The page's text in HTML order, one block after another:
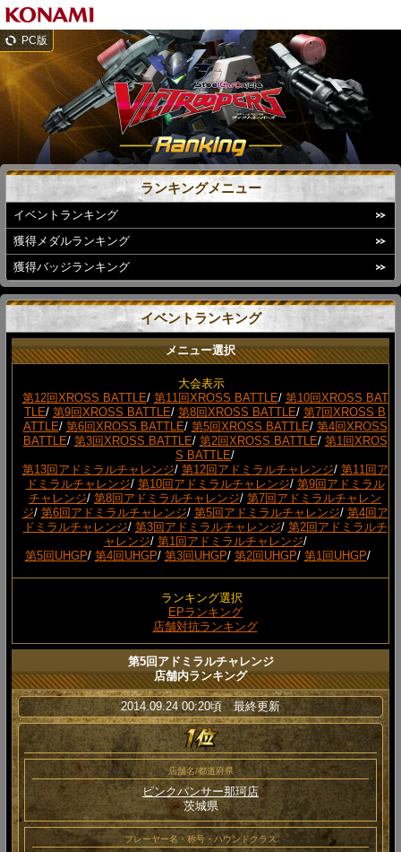
PC版
ランキングメニュー
イベントランキング
獲得メダルランキング
獲得バッジランキング
イベントランキング
メニュー選択
大会表示
第12回XROSS BATTLE/ 第11回XROSS BATTLE/ 第10回XROSS BAT
TLE/ 第9回XROSS BATTLE/ 第8回XROSS BATTLE/ 第7回XROSS B
ATTLE/ 第6回XROSS BATTLE/ 第5回XROSS BATTLE/ 第4回XROSS
BATTLE/ 第3回XROSS BATTLE/ 第2回XROSS BATTLE/ 第1回XROS
S BATTLE/
第13回アドミラルチャレンジ/ 第12回アドミラルチャレンジ/ 第11回ア
ドミラルチャレンジ/ 第10回アドミラルチャレンジ/ 第9回アドミラル
チャレンジ/ 第8回アドミラルチャレンジ/ 第7回アドミラルチャレン
ジ/ 第6回アドミラルチャレンジ/ 第5回アドミラルチャレンジ/ 第4回ア
ドミラルチャレンジ/ 第3回アドミラルチャレンジ/ 第2回アドミラルチ
ャレンジ/ 第1回アドミラルチャレンジ/
第5回UHGP/ 第4回UHGP/ 第3回UHGP/ 第2回UHGP/ 第1回UHGP/
ランキング選択
EPランキング
店舗対抗ランキング
第5回アドミラルチャレンジ
店舗内ランキング
2014.09.24 00:20頃 最終更新
店舗名/都道府県
ピンクパンサー那珂店
茨城県
プレーヤー名・称号・ハウンドクラス